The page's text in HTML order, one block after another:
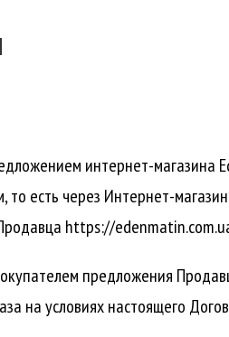
интернет-магазина
есть через Интернет-
https://
предложения
на условиях настоящего